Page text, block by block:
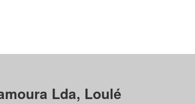
Lda, Loulé